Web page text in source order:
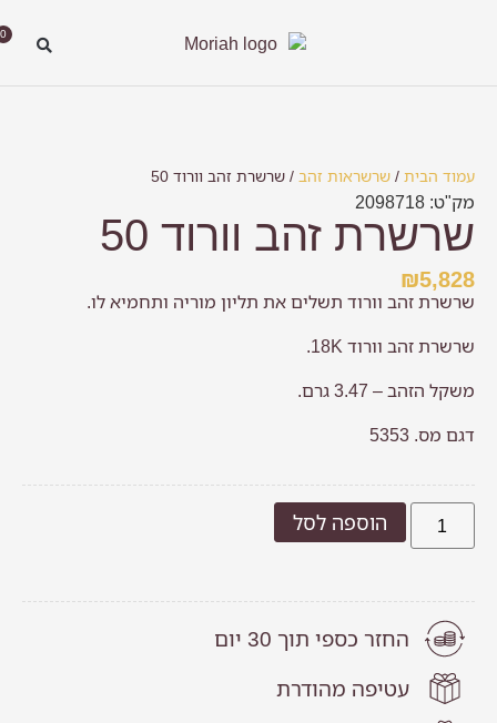
0
עמוד הבית/ שרשראות זהב/ שרשרת זהב וורוד 50
מק"ט: 2098718
שרשרת זהב וורוד 50
₪5,828
שרשרת זהב וורוד תשלים את תליון מוריה ותחמיא לו.
שרשרת זהב וורוד 18K.
משקל הזהב – 3.47 גרם.
דגם מס. 5353
הוספה לסל
החזר כספי תוך 30 יום
עטיפה מהודרת